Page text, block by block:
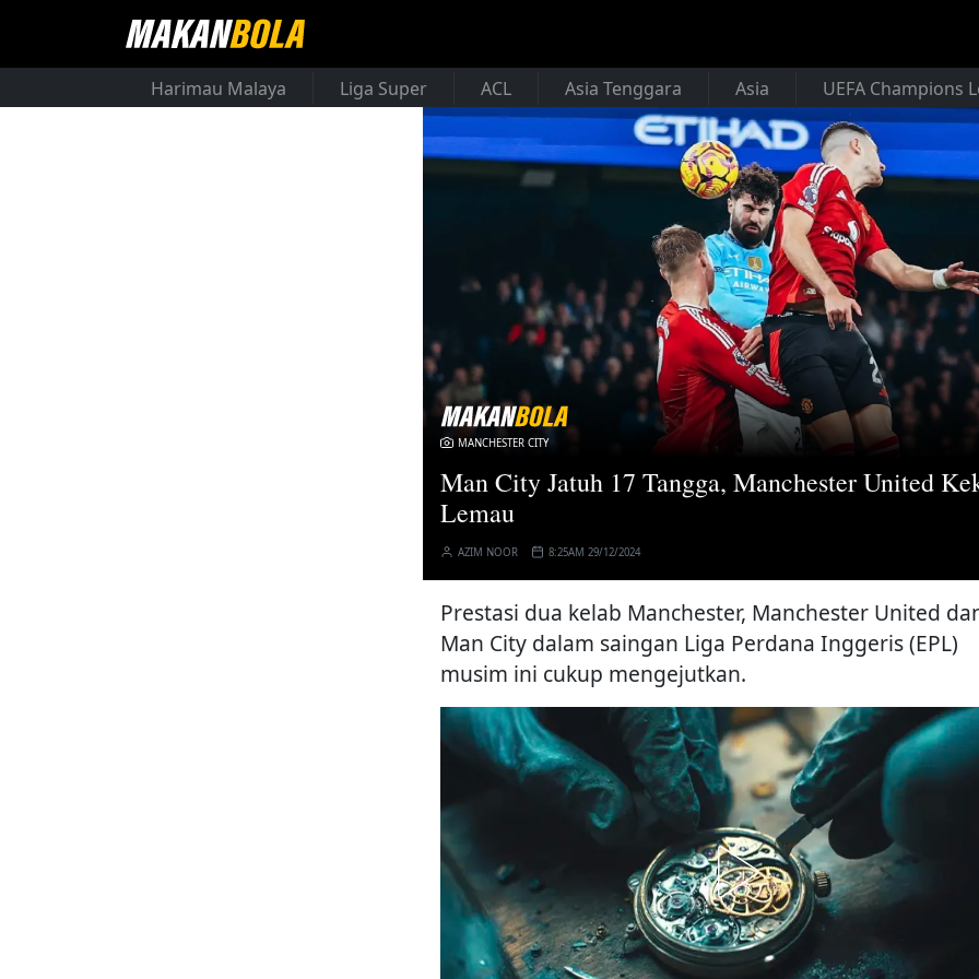
Harimau Malaya Liga Super ACL Asia Tenggara Asia UEFA Champions
MANCHESTER CITY
Man City Jatuh 17 Tangga, Manchester United
Lemau
AZIM NOOR 8:25AM 29/12/2024
Prestasi dua kelab Manchester, Manchester United
Man City dalam saingan Liga Perdana Inggeris (EPL)
musim ini cukup mengejutkan.